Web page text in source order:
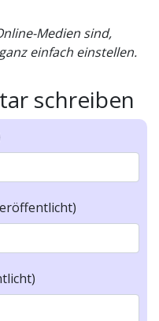
Medien sind,
einfach einstellen.
schreiben